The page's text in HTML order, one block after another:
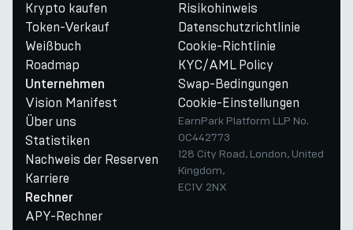
Krypto kaufen
Token-Verkauf
Weißbuch
Roadmap
Unternehmen
Vision Manifest
Über uns
Statistiken
Nachweis der Reserven
Karriere
Rechner
APY-Rechner
Risikohinweis
Datenschutzrichtlinie
Cookie-Richtlinie
KYC/AML Policy
Swap-Bedingungen
Cookie-Einstellungen
EarnPark Platform LLP No.
OC442773
128 City Road, London, United
Kingdom,
EC1V 2NX